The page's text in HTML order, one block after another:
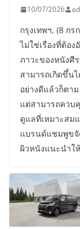
10/07/2026
กรุงเทพฯ, (8 ก
ไม่ใช่เรื่องที่ต้อง
ภาวะของหนังศี
สามารถเกิดขึ้น
อย่างดีแล้วก็ตา
แต่สามารถควบ
ดูแลที่เหมาะสม
แบรนด์แชมพูขจั
ผิวหนังแนะนำใ